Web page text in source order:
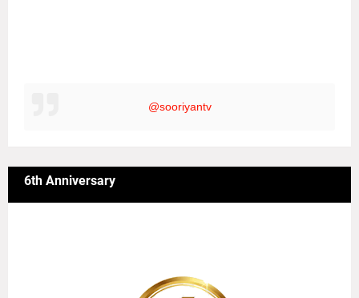
@sooriyantv
6th Anniversary